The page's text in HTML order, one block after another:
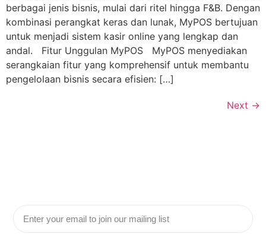
berbagai jenis bisnis, mulai dari ritel hingga F&B. Dengan
kombinasi perangkat keras dan lunak, MyPOS bertujuan
untuk menjadi sistem kasir online yang lengkap dan
andal. Fitur Unggulan MyPOS MyPOS menyediakan
serangkaian fitur yang komprehensif untuk membantu
pengelolaan bisnis secara efisien: […]
Next →